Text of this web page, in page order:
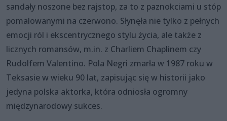
sandały noszone bez rajstop, za to z paznokciami u stóp
pomalowanymi na czerwono. Słynęła nie tylko z pełnych
emocji ról i ekscentrycznego stylu życia, ale także z
licznych romansów, m.in. z Charliem Chaplinem czy
Rudolfem Valentino. Pola Negri zmarła w 1987 roku w
Teksasie w wieku 90 lat, zapisując się w historii jako
jedyna polska aktorka, która odniosła ogromny
międzynarodowy sukces.